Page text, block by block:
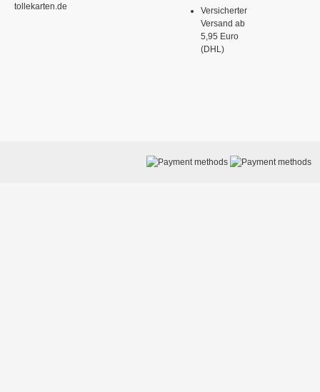
tollekarten.de
Versicherter
Versand ab
5,95 Euro
(DHL)